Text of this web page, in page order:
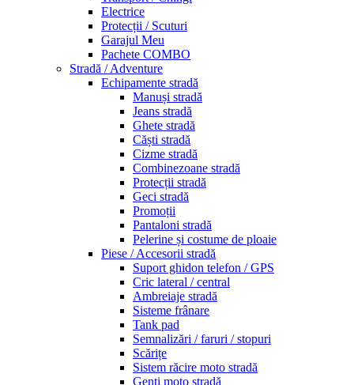
Electrice
Protecții / Scuturi
Garajul Meu
Pachete COMBO
Stradă / Adventure
Echipamente stradă
Manuși stradă
Jeans stradă
Ghete stradă
Căști stradă
Cizme stradă
Combinezoane stradă
Protecții stradă
Geci stradă
Promoții
Pantaloni stradă
Pelerine și costume de ploaie
Piese / Accesorii stradă
Suport ghidon telefon / GPS
Cric lateral / central
Ambreiaje stradă
Sisteme frânare
Tank pad
Semnalizări / faruri / stopuri
Scărițe
Sistem răcire moto stradă
Genți moto stradă